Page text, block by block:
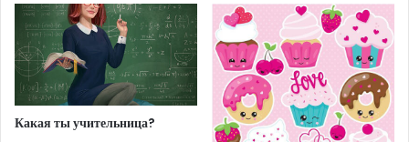
Какая ты учительница?